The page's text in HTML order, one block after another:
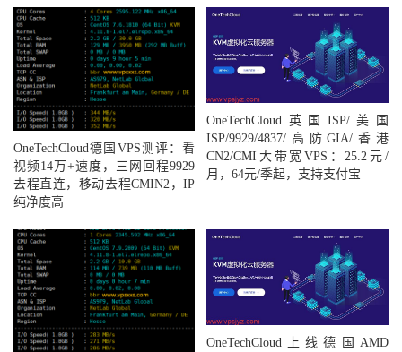
OneTechCloud德国VPS测评：看
视频14万+速度，三网回程9929
去程直连，移动去程CMIN2，IP
纯净度高
OneTechCloud英国ISP/美国
ISP/9929/4837/高防GIA/香港
CN2/CMI大带宽VPS：25.2元/
月，64元/季起，支持支付宝
OneTechCloud上线德国AMD